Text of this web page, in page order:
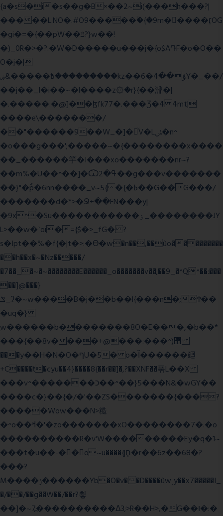
{a�s�i�s��g�B×��2~i(���h���?|
�����L.NO�.#O9�����ۙ�{�9m��ً���ӷOG
�gi�=�{��pW��ݿ?}w��!
�)_0R�>�?.�W�D�����u���j�{o$A֏F�o�O��
O�j�|
߿�����&ۻ����ۛ�����kz��ۋ��4�6Y�_��/
��j��_I�i��~�l����z۞�r}{��濎�|
�.�����:�@]��ɮfk77�.���Ʒ�4 4mt|
����e\�������/
��"������9��W_�]�ͮV�Lݽ�n^
�o���g���';�����~�{��������x����
��_������竽�I���xo�������nr~?
��m%�U��^��]�Ѿߟ�2��g���v�������
��}"�ٗp�6nn����_v~5{�{�߿��G��G���/
�������d�*>�Ջ+��FN���y|
�9x^�Su�����������ۏ_��������JY
L>��w�ˋoi�={$�>_fG� ?
s�Ipt��%�f{�|t�>:�ϴ�w�n��,��ûo���������
��h��x�~�Nz�����/
�7��_�~�~��������E������_o�������v��;��9_�^Q^��:���
��]@���}
ݏ_ʡ�~w����B�j��b��l{���n�;Ϯ��
�uq�}
ֲw������b��������8O�E���,�b��*
���{��8v����+@���:���^)޾
���y��H�N�O�ףU�5� o�Ȉ������廻
+C����ŧ�cyu��4}����8{��r��]�,?��XNF��푺L��X
���v^�������כ��^��}5���N&�wGY��
����c�}��{�/�'��ZS�������{���?
�����Wow���N>糙
�^o��ߞ�'�zo�������xO��������7�.�o
����������R�v'W���������Ey�q�1~
���t�u��-�� o~u����{|ח֧�r��6z��68�?
���?
M����ݫ������Yb�O�v��D����ûw˯y��x7�����I_
�/��/��g��W��/��r?쵷
��]�~7߽����������Δ3;>R��H>,�G��ו�:�